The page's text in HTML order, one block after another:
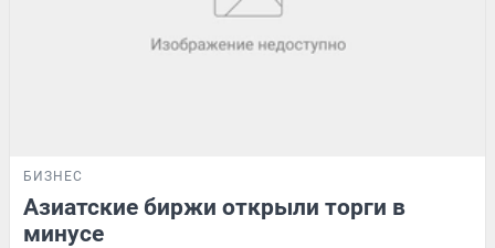
БИЗНЕС
Азиатские биржи открыли торги в
минусе